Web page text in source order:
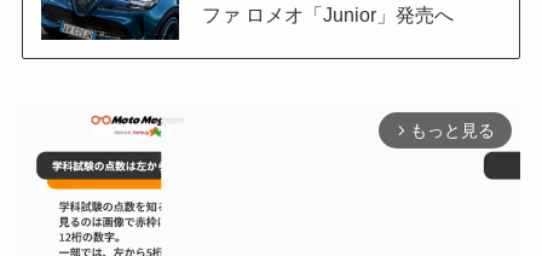
ファ ロメオ「Junior」発売へ
arrow_forward_ios もっと見る